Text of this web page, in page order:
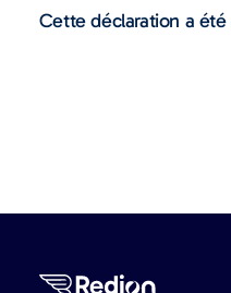
Cette déclaration a été